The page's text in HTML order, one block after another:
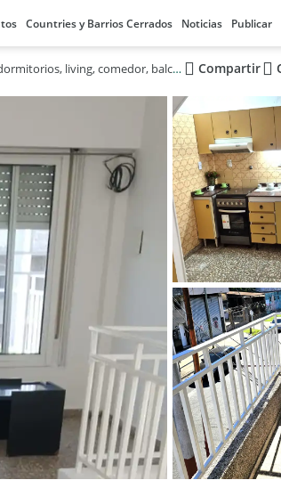
Countries y Barrios Cerrados Noticias Publicar
Excelente piso de 2 dormitorios, living, comedor, balcón, terraza exclusiva, lavadero, cuarto de servicio - Excelente zona y listo para habitar - Metrobus Calchaqui - SIN EXPENSAS Compartir